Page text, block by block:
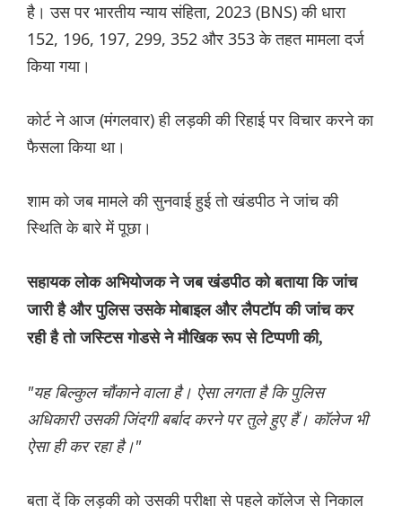
है। उस पर भारतीय न्याय संहिता, 2023 (BNS) की धारा
152, 196, 197, 299, 352 और 353 के तहत मामला दर्ज
किया गया।
कोर्ट ने आज (मंगलवार) ही लड़की की रिहाई पर विचार करने का
फैसला किया था।
शाम को जब मामले की सुनवाई हुई तो खंडपीठ ने जांच की
स्थिति के बारे में पूछा।
सहायक लोक अभियोजक ने जब खंडपीठ को बताया कि जांच
जारी है और पुलिस उसके मोबाइल और लैपटॉप की जांच कर
रही है तो जस्टिस गोडसे ने मौखिक रूप से टिप्पणी की,
"यह बिल्कुल चौंकाने वाला है। ऐसा लगता है कि पुलिस
अधिकारी उसकी जिंदगी बर्बाद करने पर तुले हुए हैं। कॉलेज भी
ऐसा ही कर रहा है।"
बता दें कि लड़की को उसकी परीक्षा से पहले कॉलेज से निकाल